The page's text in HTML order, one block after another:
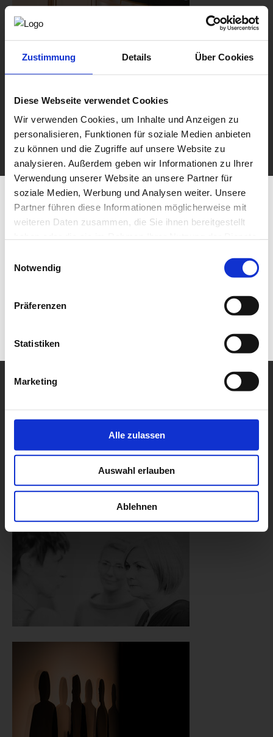
Zustimmung Details Über Cookies
Diese Webseite verwendet Cookies
Wir verwenden Cookies, um Inhalte und Anzeigen zu
personalisieren, Funktionen für soziale Medien anbieten
zu können und die Zugriffe auf unsere Website zu
analysieren. Außerdem geben wir Informationen zu Ihrer
Verwendung unserer Website an unsere Partner für
soziale Medien, Werbung und Analysen weiter. Unsere
Partner führen diese Informationen möglicherweise mit
weiteren Daten zusammen, die Sie ihnen bereitgestellt
Notwendig
Präferenzen
Statistiken
Marketing
Alle zulassen
Auswahl erlauben
Ablehnen